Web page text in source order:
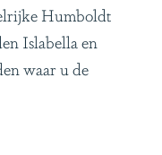
Humboldt
Islabella en
waar u de